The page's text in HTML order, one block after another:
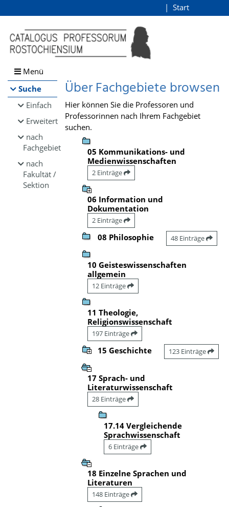
Browsen
direkt zum Inhalt
Start
Menü
Suche
Einfach
Erweitert
nach
Fachgebiet
nach
Fakultät /
Sektion
Über Fachgebiete browsen
Hier können Sie die Professoren und
Professorinnen nach Ihrem Fachgebiet
suchen.
05 Kommunikations- und
Medienwissenschaften
2 Einträge
06 Information und
Dokumentation
2 Einträge
08 Philosophie 48 Einträge
10 Geisteswissenschaften
allgemein
12 Einträge
11 Theologie,
Religionswissenschaft
197 Einträge
15 Geschichte 123 Einträge
17 Sprach- und
Literaturwissenschaft
28 Einträge
17.14 Vergleichende
Sprachwissenschaft
6 Einträge
18 Einzelne Sprachen und
Literaturen
148 Einträge